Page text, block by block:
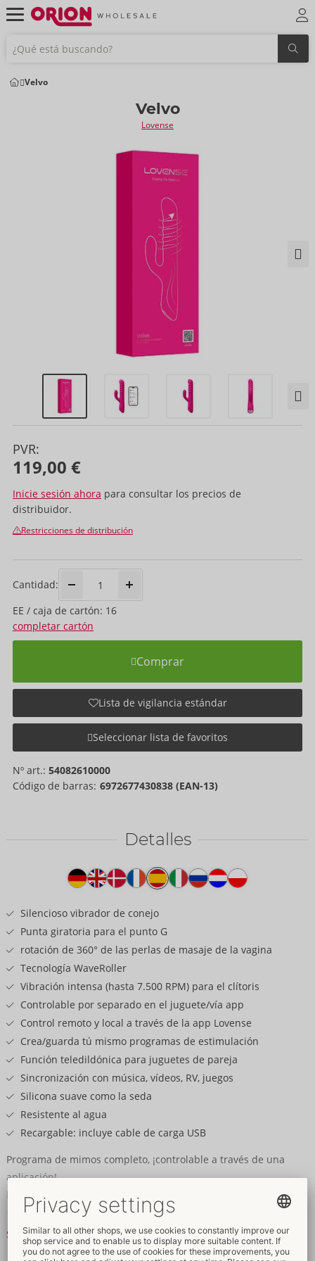
Velvo
Velvo
Lovense
PVR:
119,00 €
Inicie sesión ahora para consultar los precios de
distribuidor.
Restricciones de distribución
Cantidad:
EE / caja de cartón: 16
completar cartón
Comprar
Lista de vigilancia estándar
Seleccionar lista de favoritos
Nº art.: 54082610000
Código de barras: 6972677430838 (EAN-13)
Detalles
producto
Silencioso vibrador de conejo
Punta giratoria para el punto G
rotación de 360° de las perlas de masaje de la vagina
Tecnología WaveRoller
Vibración intensa (hasta 7.500 RPM) para el clítoris
Controlable por separado en el juguete/vía app
Control remoto y local a través de la app Lovense
Crea/guarda tú mismo programas de estimulación
Función teledildónica para juguetes de pareja
Sincronización con música, vídeos, RV, juegos
Silicona suave como la seda
Resistente al agua
Recargable: incluye cable de carga USB
Programa de mimos completo, ¡controlable a través de una
aplicación!
El ingenioso vibrador giratorio Velvo de Lovense te mima por
dentro y por fuera al mismo tiempo. En silencio, ¡pero con una
potencia enorme! Gracias a la innovadora tecnología
WaveRoller, los anillos de perlas situados debajo de la funda
Seguir leyendo